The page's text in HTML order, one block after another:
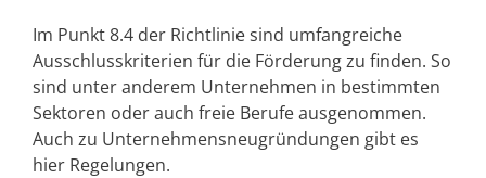
Im Punkt 8.4 der Richtlinie sind umfangreiche
Ausschlusskriterien für die Förderung zu finden. So
sind unter anderem Unternehmen in bestimmten
Sektoren oder auch freie Berufe ausgenommen.
Auch zu Unternehmensneugründungen gibt es
hier Regelungen.